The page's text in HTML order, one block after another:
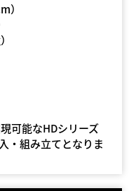
）
可能なHDシリーズ
・組み立てとなりま